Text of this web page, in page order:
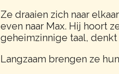
Ze draaien zich naar
even naar Max. Hij hoort
geheimzinnige taal, denkt
Langzaam brengen ze